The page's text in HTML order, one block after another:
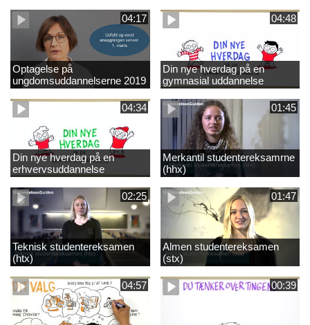
04:17
Optagelse på
ungdomsuddannelserne 2019
04:48
Din nye hverdag på en
gymnasial uddannelse
04:34
Din nye hverdag på en
erhvervsuddannelse
01:45
Merkantil studentereksamrne
(hhx)
02:25
Teknisk studentereksamen
(htx)
01:47
Almen studentereksamen
(stx)
04:57 00:39